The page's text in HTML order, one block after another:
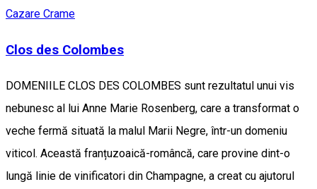
Cazare Crame
Clos des Colombes
DOMENIILE CLOS DES COLOMBES sunt rezultatul unui vis
nebunesc al lui Anne Marie Rosenberg, care a transformat o
veche fermă situată la malul Marii Negre, într-un domeniu
viticol. Această franțuzoaică-româncă, care provine dint-o
lungă linie de vinificatori din Champagne, a creat cu ajutorul